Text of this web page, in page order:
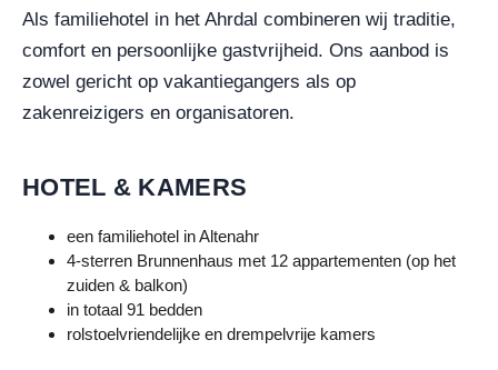
Als familiehotel in het Ahrdal combineren wij traditie,
comfort en persoonlijke gastvrijheid. Ons aanbod is
zowel gericht op vakantiegangers als op
zakenreizigers en organisatoren.
HOTEL & KAMERS
een familiehotel inAltenahr
4-sterren Brunnenhaus met 12 appartementen (op het
zuiden & balkon)
in totaal 91 bedden
rolstoelvriendelijke en drempelvrije kamers